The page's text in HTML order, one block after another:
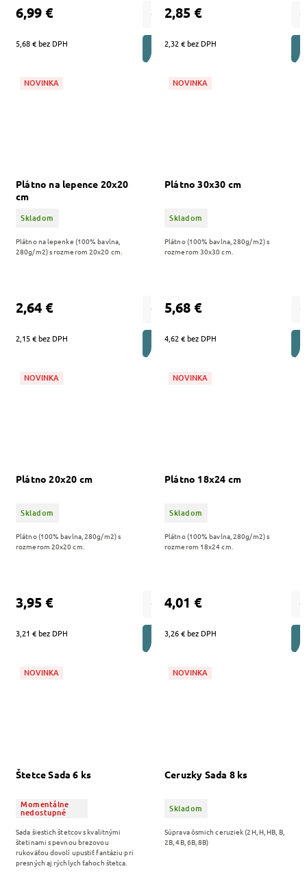
5,68 € bez DPH
6,99 €
DO KOŠÍKA
2,32 € bez DPH
2,85 €
NOVINKA
Plátno na lepence 20x20
cm
Skladom
2,15 € bez DPH
2,64 €
DO KOŠÍKA
Plátno na lepenke (100% bavlna,
280g/m2) s rozmerom 20x20 cm.
NOVINKA
Plátno 30x30 cm
Skladom
4,62 € bez DPH
5,68 €
Plátno (100% bavlna, 280g/m2) s
rozmerom 30x30 cm.
NOVINKA
Plátno 20x20 cm
Skladom
3,21 € bez DPH
3,95 €
DO KOŠÍKA
Plátno (100% bavlna, 280g/m2) s
rozmerom 20x20 cm.
NOVINKA
Plátno 18x24 cm
Skladom
3,26 € bez DPH
4,01 €
Plátno (100% bavlna, 280g/m2) s
rozmerom 18x24 cm.
NOVINKA
Štetce Sada 6 ks
Momentálne
nedostupné
Sada šiestich štetcov s kvalitnými
štetinami s pevnou brezovou
rukoväťou dovolí upustiť fantáziu pri
presných aj rýchlych ťahoch štetca.
NOVINKA
Ceruzky Sada 8 ks
Skladom
Súprava ôsmich ceruziek (2H, H, HB, B,
2B, 4B, 6B, 8B)